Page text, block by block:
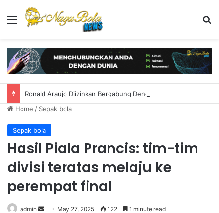
Menu
Ronald Araujo Diizinkan Bergabung Dengan Liverpool
Home / Sepak bola
Sepak bola
Hasil Piala Prancis: tim-tim
divisi teratas melaju ke
perempat final
admin May 27, 2025 122 1 minute read